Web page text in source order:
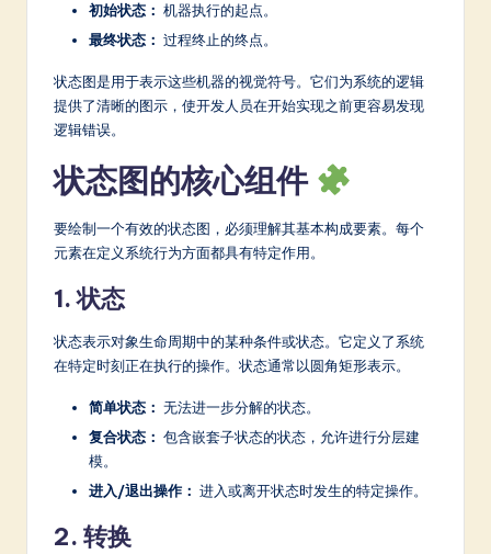
S
o
ft
In
ti
初始状态： 机器执行的起点。
最终状态： 过程终止的终点。
状态图是用于表示这些机器的视觉符号。它们为系统的逻辑
提供了清晰的图示，使开发人员在开始实现之前更容易发现
逻辑错误。
状态图的核心组件
要绘制一个有效的状态图，必须理解其基本构成要素。每个
元素在定义系统行为方面都具有特定作用。
1. 状态
状态表示对象生命周期中的某种条件或状态。它定义了系统
在特定时刻正在执行的操作。状态通常以圆角矩形表示。
简单状态： 无法进一步分解的状态。
复合状态： 包含嵌套子状态的状态，允许进行分层建
模。
进入/退出操作： 进入或离开状态时发生的特定操作。
2. 转换